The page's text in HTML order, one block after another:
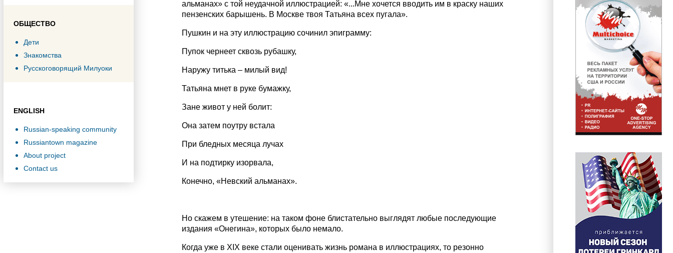
ОБЩЕСТВО
Дети
Знакомства
Русскоговорящий Милуоки
ENGLISH
Russian-speaking community
Russiantown magazine
About project
Contact us
альманах» с той неудачной иллюстрацией: «...Мне хочется вводить им в краску наших
пензенских барышень. В Москве твоя Татьяна всех пугала».
Пушкин и на эту иллюстрацию сочинил эпиграмму:
Пупок чернеет сквозь рубашку,
Наружу титька – милый вид!
Татьяна мнет в руке бумажку,
Зане живот у ней болит:
Она затем поутру встала
При бледных месяца лучах
И на подтирку изорвала,
Конечно, «Невский альманах».
Но скажем в утешение: на таком фоне блистательно выглядят любые последующие
издания «Онегина», которых было немало.
Когда уже в XIX веке стали оценивать жизнь романа в иллюстрациях, то резонно